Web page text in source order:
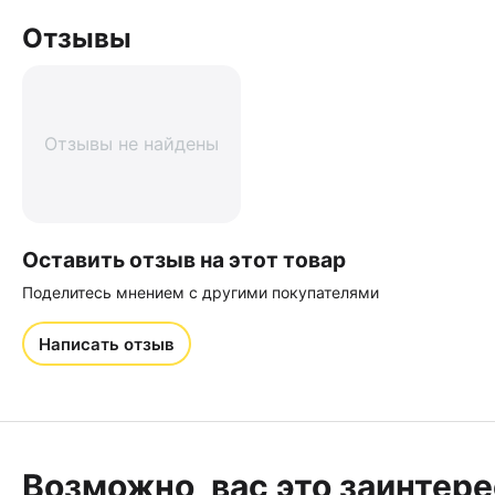
Отзывы
Отзывы не найдены
Оставить отзыв на этот товар
Поделитесь мнением с другими покупателями
Написать отзыв
Возможно, вас это